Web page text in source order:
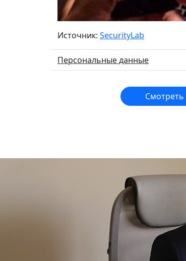
Источник: SecurityLab
Персональные данные
Смотреть